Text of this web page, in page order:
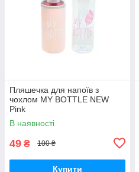
Пляшечка для напоїв з
чохлом MY BOTTLE NEW
Pink
В наявності
49 ₴ 100 ₴
Купити